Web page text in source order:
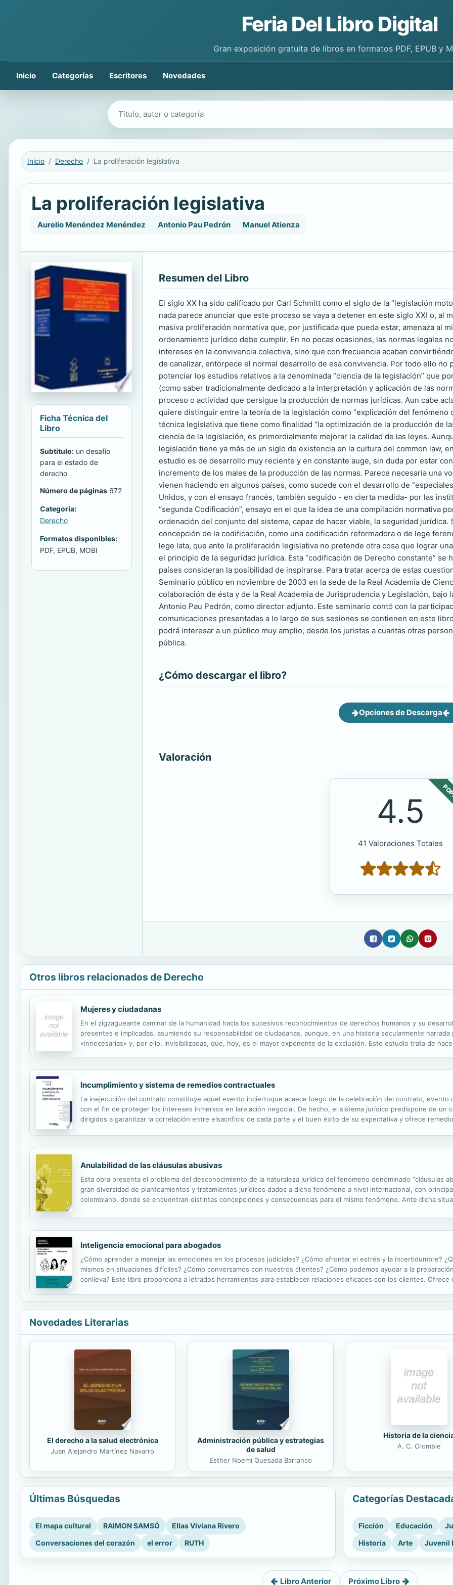
Feria Del Libro Digital
Gran exposición gratuita de libros en formatos PDF, EPUB y
Inicio Categorías Escritores Novedades
Buscar libros
Inicio Derecho La proliferación legislativa
La proliferación legislativa
Aurelio Menéndez Menéndez Antonio Pau Pedrón Manuel Atienza
Ficha Técnica del
Libro
Subtitulo: un desafío
para el estado de
derecho
Número de páginas 672
Categoría:
Derecho
Formatos disponibles:
PDF, EPUB, MOBI
Resumen del Libro
El siglo XX ha sido calificado por Carl Schmitt como el siglo de la “legislación
nada parece anunciar que este proceso se vaya a detener en este siglo XXI o, al
masiva proliferación normativa que, por justificada que pueda estar, amenaza al
ordenamiento jurídico debe cumplir. En no pocas ocasiones, las normas legales
intereses en la convivencia colectiva, sino que con frecuencia acaban
de canalizar, entorpece el normal desarrollo de esa convivencia. Por todo ello
potenciar los estudios relativos a la denominada “ciencia de la legislación” que
(como saber tradicionalmente dedicado a la interpretación y aplicación de las
proceso o actividad que persigue la producción de normas jurídicas. Aun cabe
quiere distinguir entre la teoría de la legislación como “explicación del fenómeno
técnica legislativa que tiene como finalidad “la optimización de la producción de
ciencia de la legislación, es primordialmente mejorar la calidad de las leyes.
legislación tiene ya más de un siglo de existencia en la cultura del common law,
estudio es de desarrollo muy reciente y en constante auge, sin duda por estar
incremento de los males de la producción de las normas. Parece necesaria una
vienen haciendo en algunos países, como sucede con el desarrollo de
Unidos, y con el ensayo francés, también seguido - en cierta medida- por las
“segunda Codificación”, ensayo en el que la idea de una compilación normativa
ordenación del conjunto del sistema, capaz de hacer viable, la seguridad
concepción de la codificación, como una codificación reformadora o de lege
lege lata, que ante la proliferación legislativa no pretende otra cosa que lograr
el principio de la seguridad jurídica. Esta “codificación de Derecho constante”
países consideran la posibilidad de inspirarse. Para tratar acerca de estas
Seminario público en noviembre de 2003 en la sede de la Real Academia de
colaboración de ésta y de la Real Academia de Jurisprudencia y Legislación,
Antonio Pau Pedrón, como director adjunto. Este seminario contó con la
comunicaciones presentadas a lo largo de sus sesiones se contienen en este
podrá interesar a un público muy amplio, desde los juristas a cuantas otras
pública.
¿Cómo descargar el libro?
Opciones de Descarga
Valoración
4.5
41 Valoraciones Totales
Otros libros relacionados de Derecho
Mujeres y ciudadanas
En el zigzagueante caminar de la humanidad hacia los sucesivos reconocimientos de derechos humanos y su
presentes e implicadas, asumiendo su responsabilidad de ciudadanas, aunque, en una historia secularmente
«innecesarias» y, por ello, invisibilizadas, que, hoy, es el mayor exponente de la exclusión. Este estudio trata de
Incumplimiento y sistema de remedios contractuales
La inejecución del contrato constituye aquel evento inciertoque acaece luego de la celebración del contrato, evento
con el fin de proteger los intereses inmersos en larelación negocial. De hecho, el sistema jurídico predispone de un
dirigidos a garantizar la correlación entre elsacrificio de cada parte y el buen éxito de su expectativa y ofrece
Anulabilidad de las cláusulas abusivas
Esta obra presenta el problema del desconocimiento de la naturaleza jurídica del fenómeno denominado “cláusulas
gran diversidad de planteamientos y tratamientos jurídicos dados a dicho fenómeno a nivel internacional, con
colombiano, donde se encuentran distintas concepciones y consecuencias para el mismo fenómeno. Ante dicha
Inteligencia emocional para abogados
¿Cómo aprender a manejar las emociones en los procesos judiciales? ¿Cómo afrontar el estrés y la incertidumbre?
mismos en situaciones difíciles? ¿Cómo conversamos con nuestros clientes? ¿Cómo podemos ayudar a la
conlleva? Este libro proporciona a letrados herramientas para establecer relaciones eficaces con los clientes. Ofrece
Novedades Literarias
El derecho a la salud electrónica
Juan Alejandro Martínez Navarro
Administración pública y estrategias
de salud
Esther Noemí Quesada Barranco
Historia de la
A. C. Crombie
Últimas Búsquedas
El mapa cultural RAIMON SAMSÓ
Ellas Viviana Rivero
Conversaciones del corazón
el error RUTH
Categorías
Ficción Educación
Historia
Arte Juvenil
Libro Anterior Próximo Libro